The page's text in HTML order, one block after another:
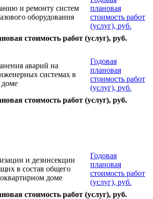
и ремонту систем
оборудования
плановая
стоимость работ
(услуг), руб.
стоимость работ (услуг), руб.
аварий на
системах в
Годовая
плановая
стоимость работ
(услуг), руб.
стоимость работ (услуг), руб.
и дезинсекции
в состав общего
доме
Годовая
плановая
стоимость работ
(услуг), руб.
стоимость работ (услуг), руб.